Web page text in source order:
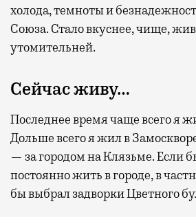
холода, темноты и
Союза. Стало вкуснее, чище,
утомительней.
Сейчас живу…
Последнее время чаще всего я
Дольше всего я жил в
— за городом на Клязьме. Если
постоянно жить в городе, в
бы выбрал задворки Цветного